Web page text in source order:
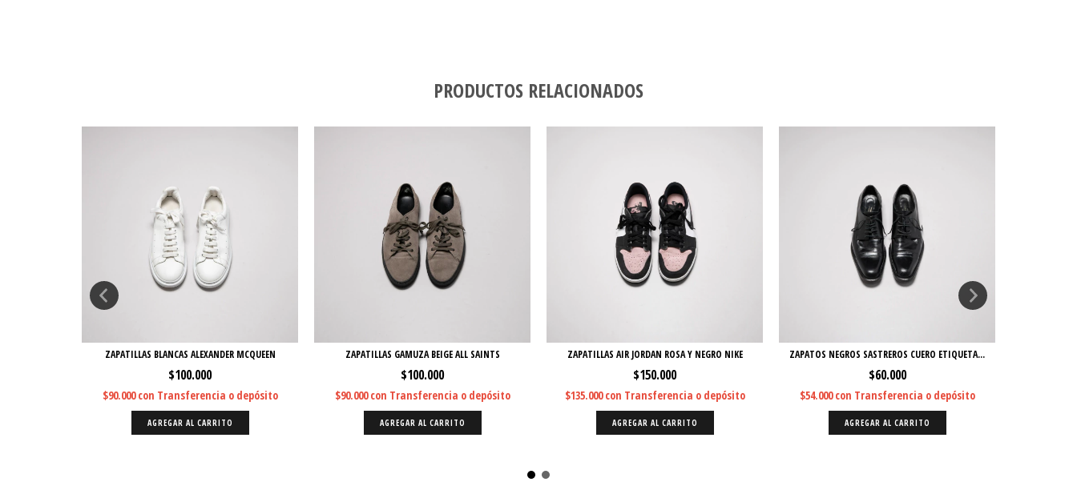
PRODUCTOS RELACIONADOS
ZAPATILLAS BLANCAS ALEXANDER MCQUEEN
$100.000
$90.000con Transferencia o depósito
AGREGAR AL CARRITO
ZAPATILLAS GAMUZA BEIGE ALL SAINTS
$100.000
$90.000con Transferencia o depósito
AGREGAR AL CARRITO
ZAPATILLAS AIR JORDAN ROSA Y NEGRO NIKE
$150.000
$135.000con Transferencia o depósito
AGREGAR AL CARRITO
ZAPATOS NEGROS SASTREROS CUERO ETIQUETA...
$60.000
$54.000con Transferencia o depósito
AGREGAR AL CARRITO